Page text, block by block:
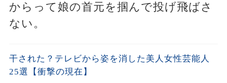
からって娘の首元を掴んで投げ飛ばさ
ない。
干された？テレビから姿を消した美人女性芸能人
25選【衝撃の現在】